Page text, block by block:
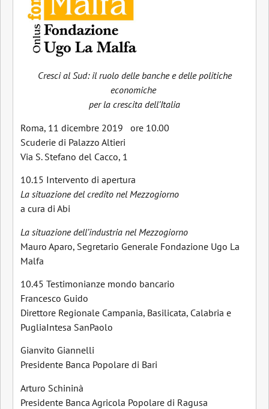
Cresci al Sud: il ruolo delle banche e delle politiche
economiche
per la crescita dell’Italia
Roma, 11 dicembre 2019 ore 10.00
Scuderie di Palazzo Altieri
Via S. Stefano del Cacco, 1
10.15 Intervento di apertura
La situazione del credito nel Mezzogiorno
a cura di Abi
La situazione dell’industria nel Mezzogiorno
Mauro Aparo, Segretario Generale Fondazione Ugo La
Malfa
10.45 Testimonianze mondo bancario
Francesco Guido
Direttore Regionale Campania, Basilicata, Calabria e
PugliaIntesa SanPaolo
Gianvito Giannelli
Presidente Banca Popolare di Bari
Arturo Schininà
Presidente Banca Agricola Popolare di Ragusa